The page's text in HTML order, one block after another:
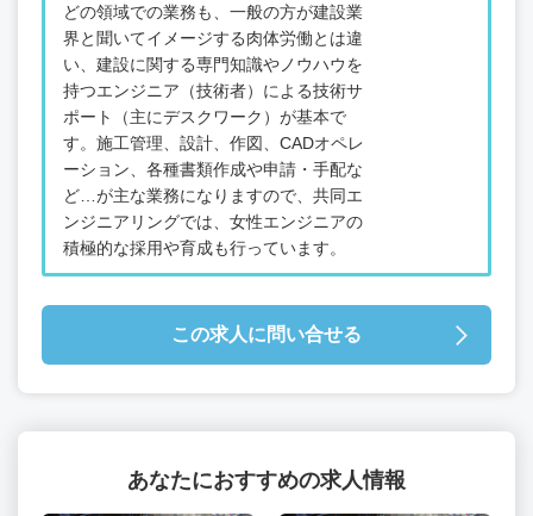
どの領域での業務も、一般の方が建設業
界と聞いてイメージする肉体労働とは違
い、建設に関する専門知識やノウハウを
持つエンジニア（技術者）による技術サ
ポート（主にデスクワーク）が基本で
す。施工管理、設計、作図、CADオペレ
ーション、各種書類作成や申請・手配な
ど…が主な業務になりますので、共同エ
ンジニアリングでは、女性エンジニアの
積極的な採用や育成も行っています。
この求人に問い合せる
あなたにおすすめの求人情報